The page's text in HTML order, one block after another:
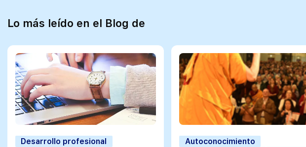
Lo más leído en el Blog de
Desarrollo profesional
Autoconocimiento